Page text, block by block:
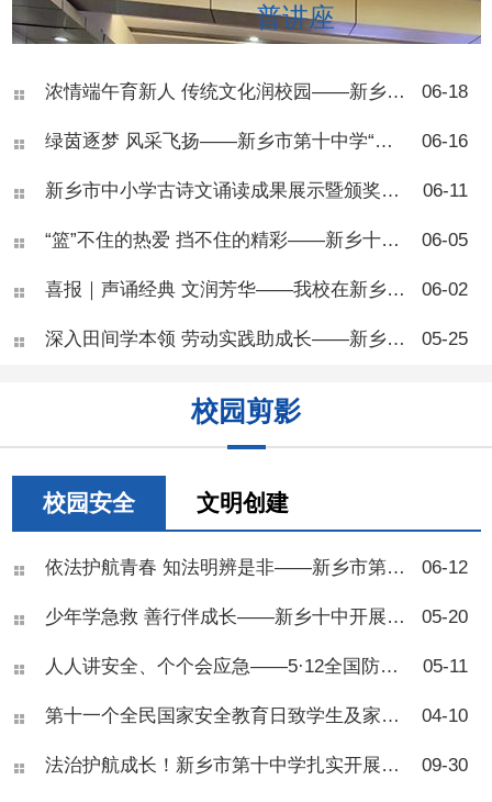
普讲座
胖专题健康讲座，本次活动面
康副校长、河南医药大学一附
讲。 讲座开篇，王医师向
解BMI自测标准，让大家学会
简单判断自身体重状况。他指
而是慢性代谢疾病，会从体
健康多方面危害青少年成长，
患病风险。 现场同学们反
响热烈，大家对照BMI标准互
相测算体重，踊跃举手提问，
息调整等问题积极研讨、交流
心得。不少同学结合自身日常
饮食习惯主动反思，纷纷表示
听完讲解才意识到甜食、久
坐、熬夜对身体的伤害，现场
学习氛围浓厚。 王医师总
结了青少年肥胖三大诱因：高
动、睡眠不足扰乱身体激素。
机、熬夜等日常习惯，都会造
肪堆积。 针对体重管理，
专家
浓情端午育新人 传统文化润校园——新乡市第十中学“我们的节日·端午节”主题活动 06-18
绿茵逐梦 风采飞扬——新乡市第十中学“校长杯”八年级足球联赛圆满落幕 06-16
新乡市中小学古诗文诵读成果展示暨颁奖活动在新乡市第十中学圆满落幕 06-11
“篮”不住的热爱 挡不住的精彩——新乡十中七年级篮球联赛圆满结束 06-05
喜报｜声诵经典 文润芳华——我校在新乡市中小学生古诗文朗诵活动中斩获佳绩 06-02
深入田间学本领 劳动实践助成长——新乡市第十中学“劳动进农庄”活动顺利开展 05-25
校园剪影
校园安全 文明创建
依法护航青春 知法明辨是非——新乡市第十中学法治教育专题讲座 06-12
少年学急救 善行伴成长——新乡十中开展校园应急自救互救专项培训 05-20
人人讲安全、个个会应急——5·12全国防灾减灾日致家长的一封信 05-11
第十一个全民国家安全教育日致学生及家长的一封信 04-10
法治护航成长！新乡市第十中学扎实开展秋季法治宣传周活动 09-30